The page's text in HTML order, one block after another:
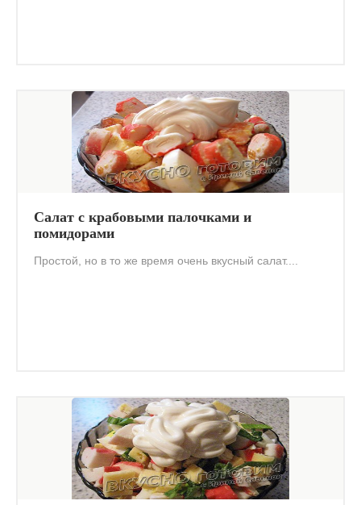
Салат с крабовыми палочками и
помидорами
Простой, но в то же время очень вкусный салат....